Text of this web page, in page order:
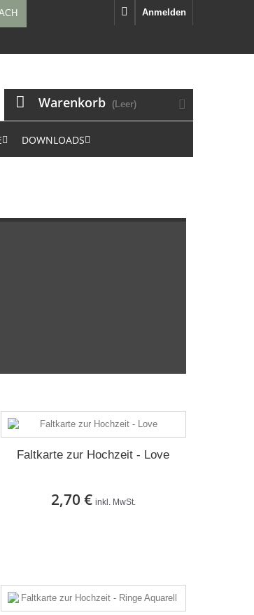
Anmelden
Warenkorb (Leer)
DOWNLOADS
Faltkarte zur Hochzeit - Love
2,70 € inkl. MwSt.